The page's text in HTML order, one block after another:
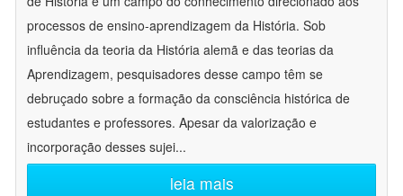
processos de ensino-aprendizagem da História. Sob
influência da teoria da História alemã e das teorias da
Aprendizagem, pesquisadores desse campo têm se
debruçado sobre a formação da consciência histórica de
estudantes e professores. Apesar da valorização e
incorporação desses sujei...
leia mais